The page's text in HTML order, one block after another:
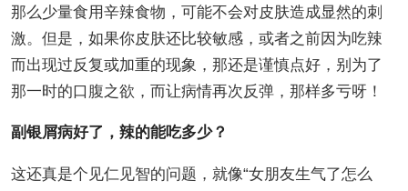
那么少量食用辛辣食物，可能不会对皮肤造成显然的刺
激。但是，如果你皮肤还比较敏感，或者之前因为吃辣
而出现过反复或加重的现象，那还是谨慎点好，别为了
那一时的口腹之欲，而让病情再次反弹，那样多亏呀！
副银屑病好了，辣的能吃多少？
这还真是个见仁见智的问题，就像“女朋友生气了怎么